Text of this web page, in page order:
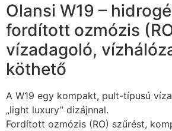
Olansi W19 –
fordított ozmózis
vízadagoló,
köthető
A W19 egy kompakt, pult-típusú
„light luxury” dizájnnal.
Fordított ozmózis (RO) szűrést,